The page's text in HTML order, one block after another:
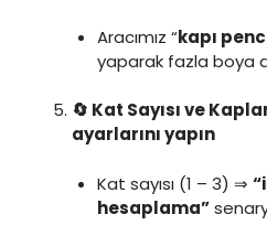
Aracımız “kapı
yaparak fazla boya
🔄 Kat Sayısı ve
ayarlarını yapın
Kat sayısı (1 – 3) ⇒
hesaplama”